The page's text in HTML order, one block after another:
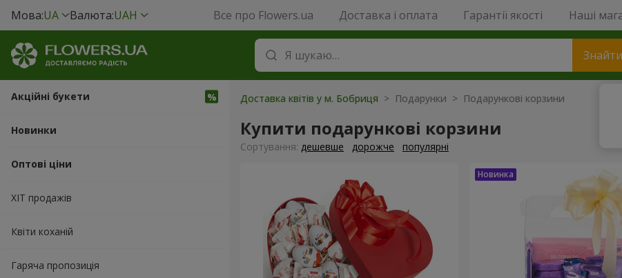
Мова:UA Валюта:UAH Все про Flowers.ua Доставка і оплата Гарантії якості Наші
Знайти
Акційні букети
Новинки
Оптові ціни
ХІТ продажів
Квіти коханій
Гаряча пропозиція
Доставка квітів у м. Бобриця > Подарунки > Подарункові корзини
Купити подарункові корзини
Сортування: дешевше дорожче популярні